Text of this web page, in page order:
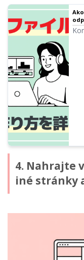
4. Nahrajte
iné stránky